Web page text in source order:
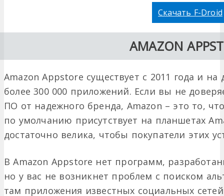
Скачать F-Droid
AMAZON
Amazon Appstore существует с 2011 года и
более 300 000 приложений. Если вы не
ПО от надежного бренда, Amazon – это то,
по умолчанию присутствует на планшетах
достаточно велика, чтобы покупатели этих
В Amazon Appstore нет программ,
но у вас не возникнет проблем с поиском
там приложения известных социальных